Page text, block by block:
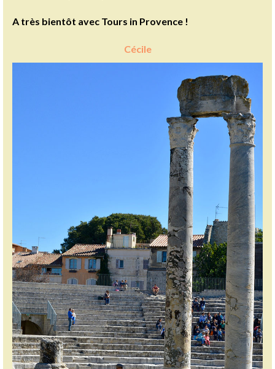
A très bientôt avec Tours in Provence !
Cécile